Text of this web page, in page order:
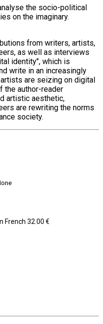
the socio-political
on the imaginary.
from writers, artists,
as well as interviews
identity", which is
write in an increasingly
are seizing on digital
the author-reader
artistic aesthetic,
are rewriting the norms
society.
French 32.00 €